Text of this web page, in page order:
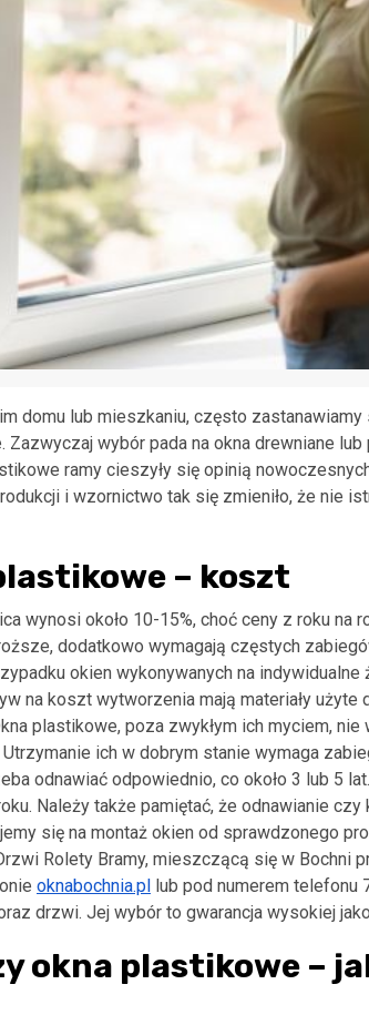
domu lub mieszkaniu, często
Zazwyczaj wybór pada na okna drewniane
ramy cieszyły się opinią
i wzornictwo tak się zmieniło, że nie
– koszt
wynosi około 10-15%, choć ceny z roku na
dodatkowo wymagają częstych
okien wykonywanych na
na koszt wytworzenia mają materiały użyte
plastikowe, poza zwykłym ich myciem,
ich w dobrym stanie wymaga
odnawiać odpowiednio, co około 3 lub 5
Należy także pamiętać, że odnawianie
się na montaż okien od sprawdzonego
Rolety Bramy, mieszczącą się w Bochni
oknabochnia.pl
lub pod numerem telefonu
drzwi. Jej wybór to gwarancja wysokiej
okna plastikowe –